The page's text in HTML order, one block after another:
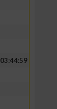
03:44:59